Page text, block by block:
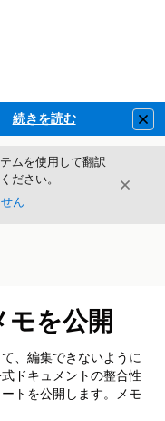
続きを読む
ムを使用して翻訳
ださい。
ん
閉じる
を公開
、編集できないように
ドキュメントの整合性
トを公開します。メモ